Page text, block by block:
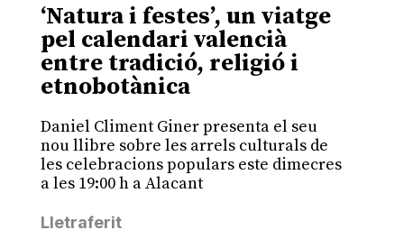
‘Natura i festes’, un viatge
pel calendari valencià
entre tradició, religió i
etnobotànica
Daniel Climent Giner presenta el seu
nou llibre sobre les arrels culturals de
les celebracions populars este dimecres
a les 19:00 h a Alacant
Lletraferit